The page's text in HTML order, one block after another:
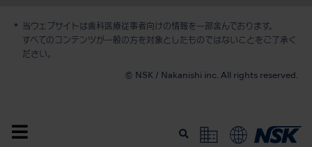
デモ / 見積依頼
当ウェブサイトは歯科医療従事者向けの情報を一部含んでおります。
すべてのコンテンツが一般の方を対象としたものではないことをご了承く
ださい。
© NSK / Nakanishi inc. All rights reserved.